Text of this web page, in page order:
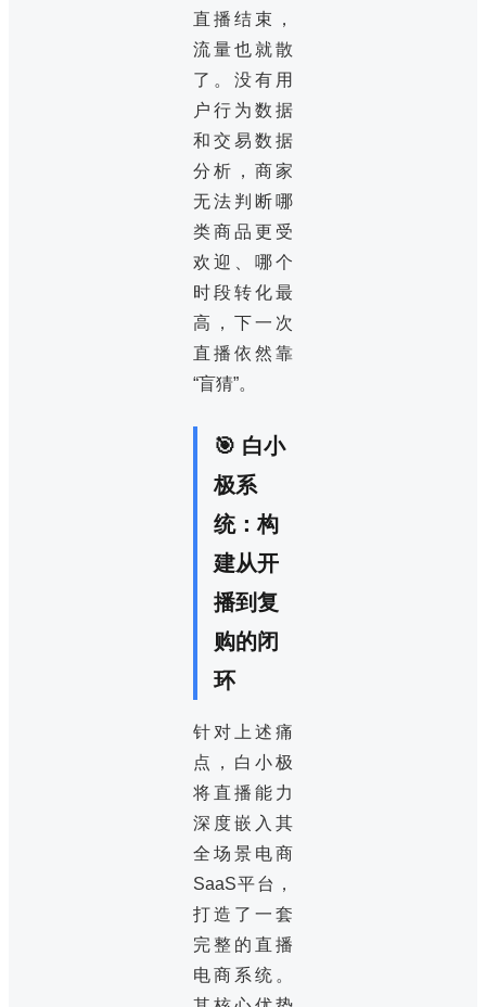
直播结束，
流量也就散
了。没有用
户行为数据
和交易数据
分析，商家
无法判断哪
类商品更受
欢迎、哪个
时段转化最
高，下一次
直播依然靠
“盲猜”。
🎯 白小
极系
统：构
建从开
播到复
购的闭
环
针对上述痛
点，白小极
将直播能力
深度嵌入其
全场景电商
SaaS平台，
打造了一套
完整的直播
电商系统。